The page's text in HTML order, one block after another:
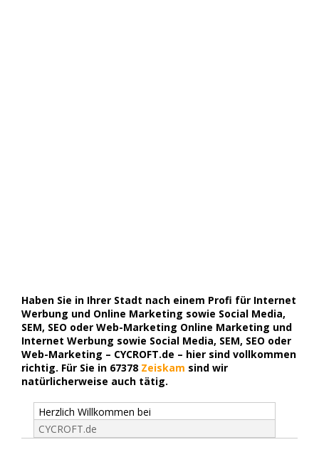
Haben Sie in Ihrer Stadt nach einem Profi für Internet
Werbung und Online Marketing sowie Social Media,
SEM, SEO oder Web-Marketing Online Marketing und
Internet Werbung sowie Social Media, SEM, SEO oder
Web-Marketing – CYCROFT.de – hier sind vollkommen
richtig. Für Sie in 67378 Zeiskam sind wir
natürlicherweise auch tätig.
Herzlich Willkommen bei
CYCROFT.de